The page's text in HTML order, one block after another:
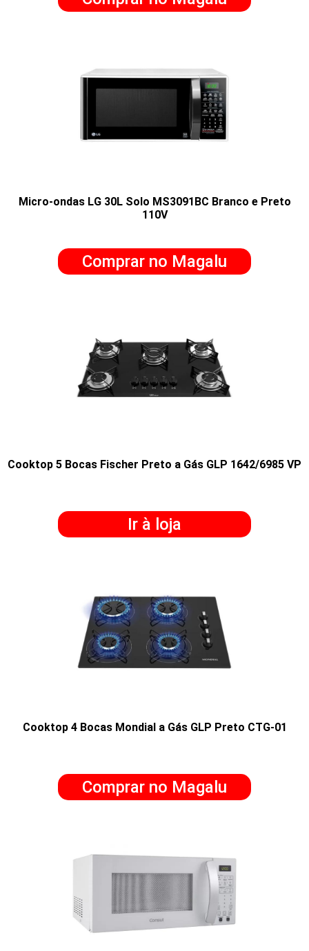
Micro-ondas LG 30L Solo MS3091BC Branco e Preto
110V
Comprar no Magalu
Cooktop 5 Bocas Fischer Preto a Gás GLP 1642/6985 VP
Ir à loja
Cooktop 4 Bocas Mondial a Gás GLP Preto CTG-01
Comprar no Magalu